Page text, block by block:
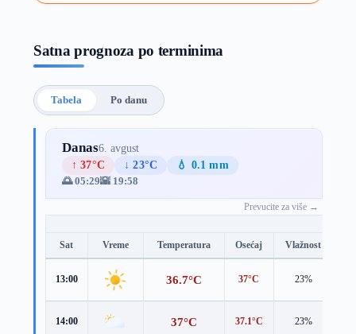
Satna prognoza po terminima
Tabela Po danu
Danas6. avgust
↑ 37°C
↓ 23°C
💧 0.1 mm
🌅 05:29🌇 19:58
Prevucite za više →
Sat Vreme Temperatura Osećaj Vlažnost
13:00 36.7°C 37°C 23%
14:00 37°C 37.1°C 23%